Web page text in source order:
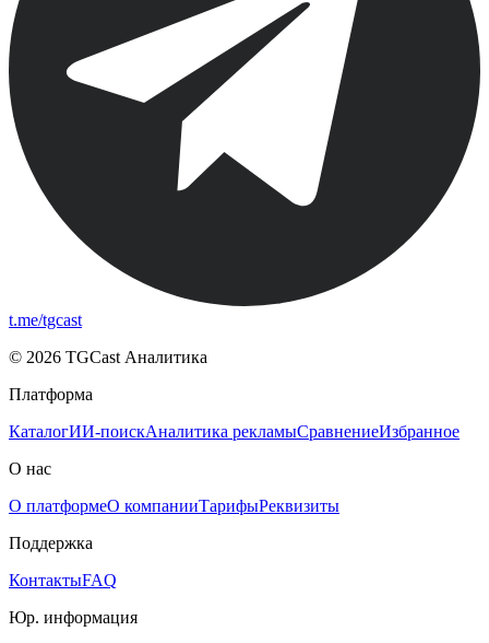
t.me/tgcast
© 2026 TGCast Аналитика
Платформа
КаталогИИ-поискАналитика рекламыСравнениеИзбранное
О нас
О платформеО компанииТарифыРеквизиты
Поддержка
КонтактыFAQ
Юр. информация